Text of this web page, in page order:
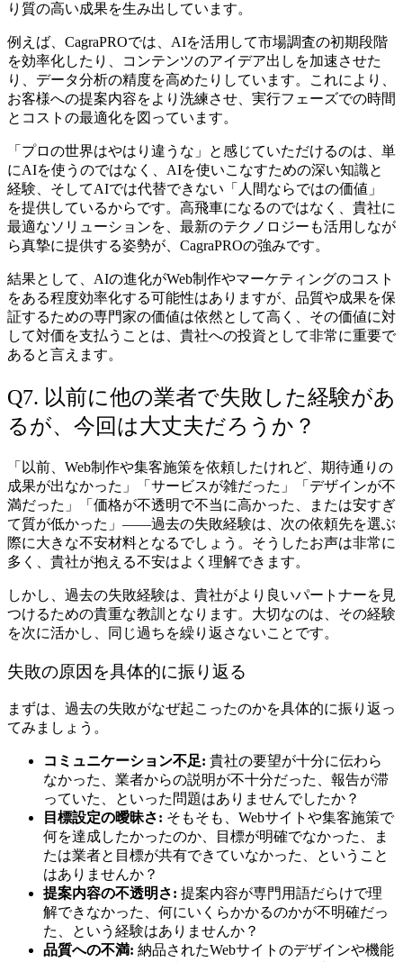
り質の高い成果を生み出しています。
例えば、CagraPROでは、AIを活用して市場調査の初期段階
を効率化したり、コンテンツのアイデア出しを加速させた
り、データ分析の精度を高めたりしています。これにより、
お客様への提案内容をより洗練させ、実行フェーズでの時間
とコストの最適化を図っています。
「プロの世界はやはり違うな」と感じていただけるのは、単
にAIを使うのではなく、AIを使いこなすための深い知識と
経験、そしてAIでは代替できない「人間ならではの価値」
を提供しているからです。高飛車になるのではなく、貴社に
最適なソリューションを、最新のテクノロジーも活用しなが
ら真摯に提供する姿勢が、CagraPROの強みです。
結果として、AIの進化がWeb制作やマーケティングのコスト
をある程度効率化する可能性はありますが、品質や成果を保
証するための専門家の価値は依然として高く、その価値に対
して対価を支払うことは、貴社への投資として非常に重要で
あると言えます。
Q7. 以前に他の業者で失敗した経験があ
るが、今回は大丈夫だろうか？
「以前、Web制作や集客施策を依頼したけれど、期待通りの
成果が出なかった」「サービスが雑だった」「デザインが不
満だった」「価格が不透明で不当に高かった、または安すぎ
て質が低かった」――過去の失敗経験は、次の依頼先を選ぶ
際に大きな不安材料となるでしょう。そうしたお声は非常に
多く、貴社が抱える不安はよく理解できます。
しかし、過去の失敗経験は、貴社がより良いパートナーを見
つけるための貴重な教訓となります。大切なのは、その経験
を次に活かし、同じ過ちを繰り返さないことです。
失敗の原因を具体的に振り返る
まずは、過去の失敗がなぜ起こったのかを具体的に振り返っ
てみましょう。
コミュニケーション不足: 貴社の要望が十分に伝わら
なかった、業者からの説明が不十分だった、報告が滞
っていた、といった問題はありませんでしたか？
目標設定の曖昧さ: そもそも、Webサイトや集客施策で
何を達成したかったのか、目標が明確でなかった、ま
たは業者と目標が共有できていなかった、ということ
はありませんか？
提案内容の不透明さ: 提案内容が専門用語だらけで理
解できなかった、何にいくらかかるのかが不明確だっ
た、という経験はありませんか？
品質への不満: 納品されたWebサイトのデザインや機能